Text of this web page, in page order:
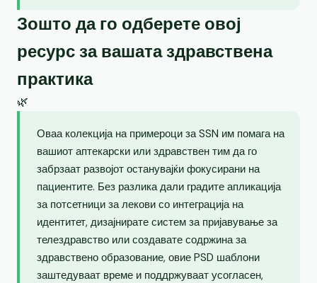
Зошто да го одберете овој
ресурс за вашата здравствена
практика
🌿
Оваа колекција на примероци за SSN им помага на
вашиот аптекарски или здравствен тим да го
забрзаат развојот останувајќи фокусирани на
пациентите. Без разлика дали градите апликација
за потсетници за лекови со интеграција на
идентитет, дизајнирате систем за пријавување за
телездравство или создавате содржина за
здравствено образование, овие PSD шаблони
заштедуваат време и поддржуваат усогласен,